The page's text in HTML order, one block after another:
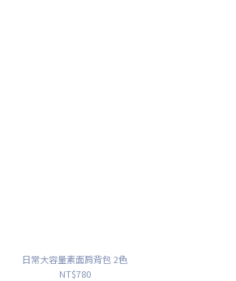
日常大容量素面肩背包 2色
NT$780